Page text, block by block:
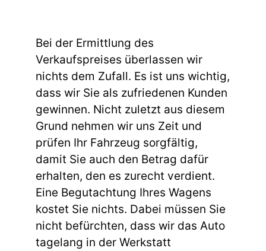
Bei der Ermittlung des
Verkaufspreises überlassen wir
nichts dem Zufall. Es ist uns wichtig,
dass wir Sie als zufriedenen Kunden
gewinnen. Nicht zuletzt aus diesem
Grund nehmen wir uns Zeit und
prüfen Ihr Fahrzeug sorgfältig,
damit Sie auch den Betrag dafür
erhalten, den es zurecht verdient.
Eine Begutachtung Ihres Wagens
kostet Sie nichts. Dabei müssen Sie
nicht befürchten, dass wir das Auto
tagelang in der Werkstatt